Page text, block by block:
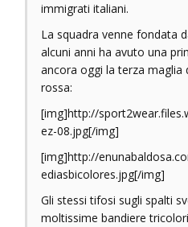
immigrati italiani.
La squadra venne fondata
alcuni anni ha avuto una
ancora oggi la terza maglia
rossa:
[img]http://
ez-08.jpg[/img]
[img]http://
ediasbicolores.jpg[/img]
Gli stessi tifosi sugli spalti
moltissime bandiere